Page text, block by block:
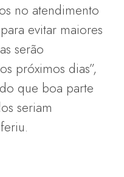
no atendimento
evitar maiores
serão
próximos dias”,
que boa parte
seriam